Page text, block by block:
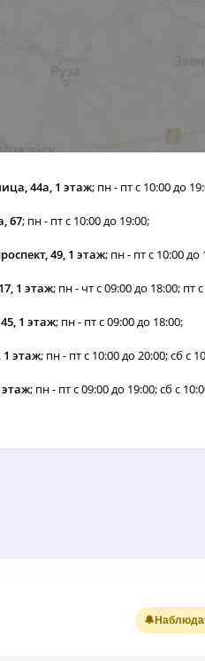
44а, 1 этаж; пн - пт с 10:00 до
67; пн - пт с 10:00 до 19:00;
49, 1 этаж; пн - пт с 10:00 до
1 этаж; пн - чт с 09:00 до 18:00; пт
1 этаж; пн - пт с 09:00 до 18:00;
1 этаж; пн - пт с 10:00 до 20:00; сб с
; пн - пт с 09:00 до 19:00; сб с
🔔